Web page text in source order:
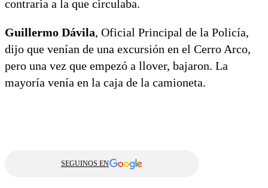
contraria a la que circulaba.
Guillermo Dávila, Oficial Principal de la Policía,
dijo que venían de una excursión en el Cerro Arco,
pero una vez que empezó a llover, bajaron. La
mayoría venía en la caja de la camioneta.
SEGUINOS EN